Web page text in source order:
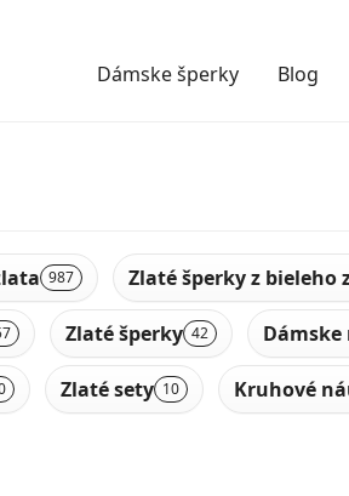
Dámske šperky Blog
987 Zlaté šperky z bieleho
Zlaté šperky 42
Zlaté sety 10 Kruhové